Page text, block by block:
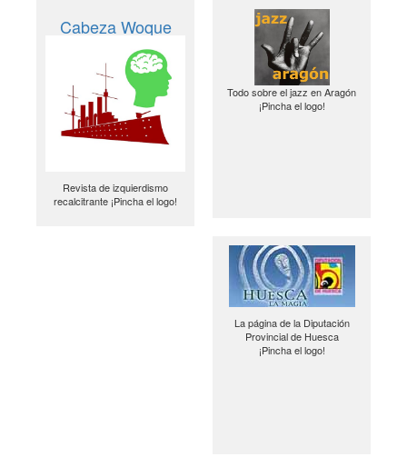
Cabeza Woque
Revista de izquierdismo
recalcitrante ¡Pincha el logo!
Todo sobre el jazz en Aragón
¡Pincha el logo!
La página de la Diputación
Provincial de Huesca
¡Pincha el logo!